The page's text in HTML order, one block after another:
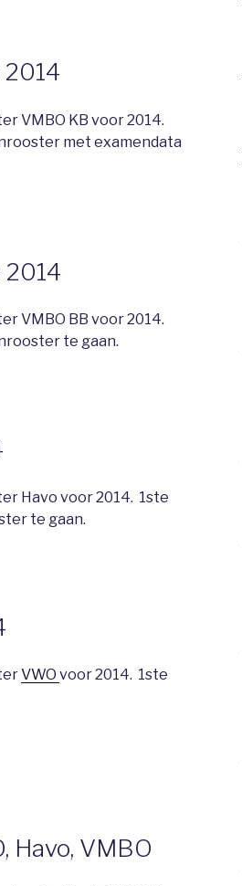
VMBO KB voor 2014.
met examendata
VMBO BB voor 2014.
te gaan.
Havo voor 2014. 1ste
te gaan.
VWO voor 2014. 1ste
Havo, VMBO